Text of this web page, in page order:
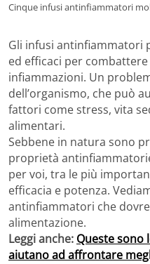
Cinque infusi antinfiammatori
Gli infusi antinfiammatori
ed efficaci per
infiammazioni. Un
dell’organismo, che può
fattori come stress, vita
alimentari.
Sebbene in natura sono
proprietà
per voi, tra le più
efficacia e potenza.
antinfiammatori che
alimentazione.
Leggi anche: Queste sono
aiutano ad affrontare